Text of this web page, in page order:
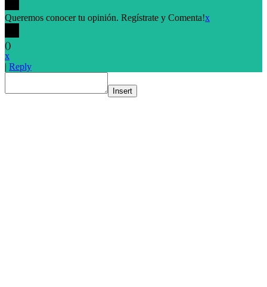
Queremos conocer tu opinión. Regístrate y Comenta!x
()
x
| Reply
Insert